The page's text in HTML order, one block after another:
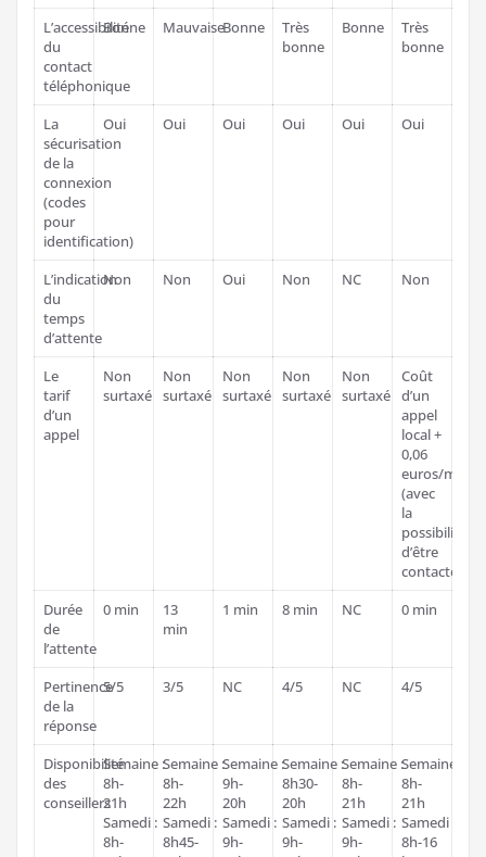
L’accessibilité
du
contact
téléphonique
Bonne MauvaiseBonne
Très
bonne
Bonne
Très
bonne
La
sécurisation
de la
connexion
(codes
pour
identification)
Oui Oui Oui Oui Oui Oui
L’indication
du
temps
d’attente
Non Non Oui Non NC Non
Le
tarif
d’un
appel
Non
surtaxé
Non
surtaxé
Non
surtaxé
Non
surtaxé
Non
surtaxé
Coût
d’un
appel
local +
0,06
euros/
(avec
la
possibilité
d’être
contacté)
Durée
de
l’attente
0 min
13
min
1 min 8 min NC 0 min
Pertinence
de la
réponse
5/5 3/5 NC 4/5 NC 4/5
Disponibilité
des
conseillers
Semaine :
8h-
21h
Samedi :
8h-
Semaine :
8h-
22h
Samedi :
8h45-
Semaine :
9h-
20h
Samedi :
9h-
Semaine :
8h30-
20h
Samedi :
9h-
Semaine :
8h-
21h
Samedi :
9h-
Semaine :
8h-
21h
Samedi :
8h-16